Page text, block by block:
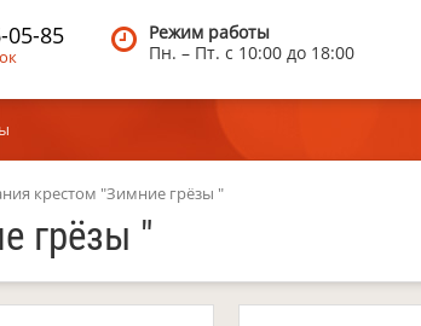
05-85
Режим работы
Пн. – Пт. c 10:00 до 18:00
крестом "Зимние грёзы "
грёзы "